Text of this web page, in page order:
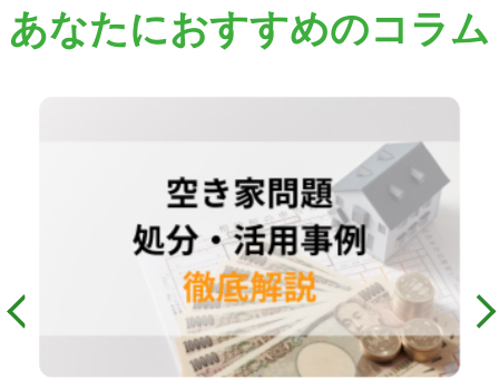
あなたにおすすめのコラム